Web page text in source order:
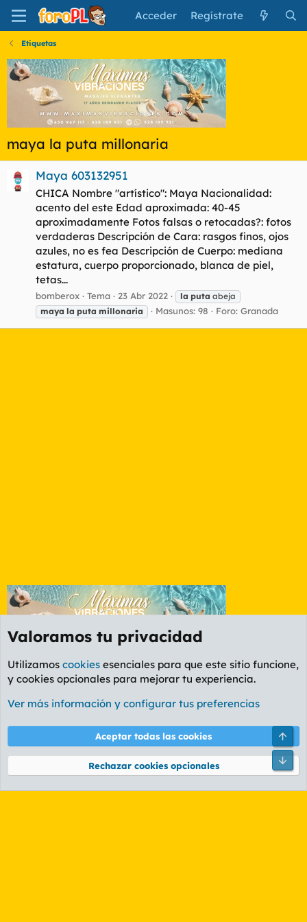
Acceder Regístrate
Etiquetas
maya la puta millonaria
Maya 603132951
CHICA Nombre "artístico": Maya Nacionalidad:
acento del este Edad aproximada: 40-45
aproximadamente Fotos falsas o retocadas?: fotos
verdaderas Descripción de Cara: rasgos finos, ojos
azules, no es fea Descripción de Cuerpo: mediana
estatura, cuerpo proporcionado, blanca de piel,
tetas...
bomberox Tema 23 Abr 2022 la puta abeja
maya la puta millonaria Masunos: 98 Foro: Granada
Etiquetas
Cookies
PL OLDSTYLE AMARILLO
Términos y reglas Política de privacidad Ayuda
Community platform by XenForo® © 2010-2026 XenForo Ltd.
Valoramos tu privacidad
Utilizamos cookies esenciales para que este sitio funcione,
y cookies opcionales para mejorar tu experiencia.
Ver más información y configurar tus preferencias
Aceptar todas las cookies
Rechazar cookies opcionales
Pie